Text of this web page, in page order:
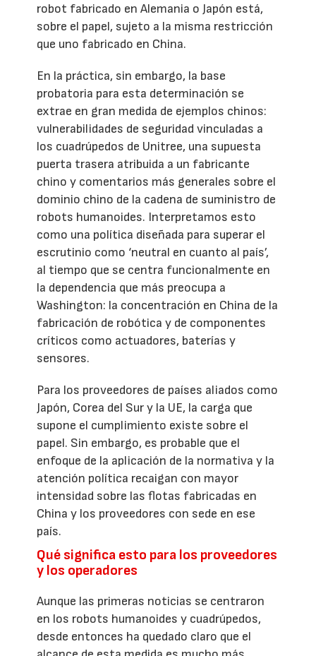
robot fabricado en Alemania o Japón está,
sobre el papel, sujeto a la misma restricción
que uno fabricado en China.
En la práctica, sin embargo, la base
probatoria para esta determinación se
extrae en gran medida de ejemplos chinos:
vulnerabilidades de seguridad vinculadas a
los cuadrúpedos de Unitree, una supuesta
puerta trasera atribuida a un fabricante
chino y comentarios más generales sobre el
dominio chino de la cadena de suministro de
robots humanoides. Interpretamos esto
como una política diseñada para superar el
escrutinio como ‘neutral en cuanto al país’,
al tiempo que se centra funcionalmente en
la dependencia que más preocupa a
Washington: la concentración en China de la
fabricación de robótica y de componentes
críticos como actuadores, baterías y
sensores.
Para los proveedores de países aliados como
Japón, Corea del Sur y la UE, la carga que
supone el cumplimiento existe sobre el
papel. Sin embargo, es probable que el
enfoque de la aplicación de la normativa y la
atención política recaigan con mayor
intensidad sobre las flotas fabricadas en
China y los proveedores con sede en ese
país.
Qué significa esto para los proveedores
y los operadores
Aunque las primeras noticias se centraron
en los robots humanoides y cuadrúpedos,
desde entonces ha quedado claro que el